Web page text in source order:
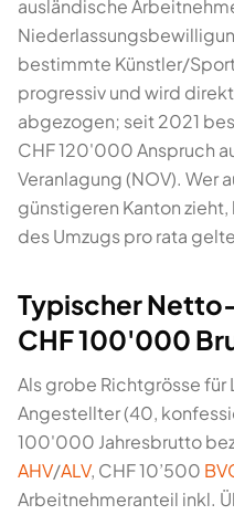
ausländische
bestimmte Künstler/
progressiv und wird
abgezogen; seit 2021
CHF 120'000 Anspruch
Veranlagung (NOV). Wer
günstigeren Kanton zieht,
des Umzugs pro rata
Typischer
CHF 100'000
Als grobe Richtgrösse für
Angestellter (40,
100'000 Jahresbrutto
AHV/ALV, CHF 10’500
Arbeitnehmeranteil inkl.